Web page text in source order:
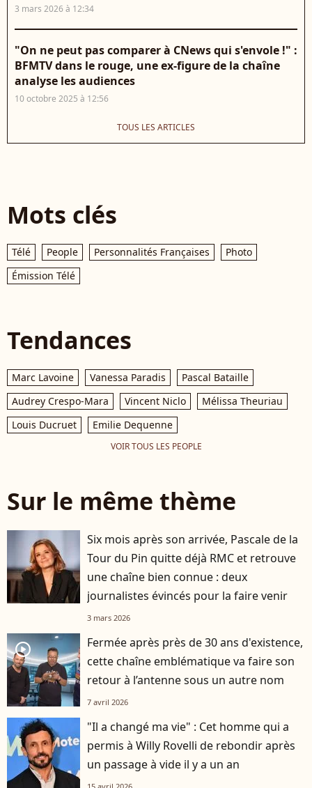
3 mars 2026 à 12:34
"On ne peut pas comparer à CNews qui s'envole !" :
BFMTV dans le rouge, une ex-figure de la chaîne
analyse les audiences
10 octobre 2025 à 12:56
TOUS LES ARTICLES
Mots clés
Télé People Personnalités Françaises
Photo
Émission Télé
Tendances
Marc Lavoine Vanessa Paradis
Pascal Bataille
Audrey Crespo-Mara
Vincent Niclo
Mélissa Theuriau
Louis Ducruet
Emilie Dequenne
VOIR TOUS LES PEOPLE
Sur le même thème
Six mois après son arrivée, Pascale de la
Tour du Pin quitte déjà RMC et retrouve
une chaîne bien connue : deux
journalistes évincés pour la faire venir
3 mars 2026
player2
Fermée après près de 30 ans d'existence,
cette chaîne emblématique va faire son
retour à l’antenne sous un autre nom
7 avril 2026
"Il a changé ma vie" : Cet homme qui a
permis à Willy Rovelli de rebondir après
un passage à vide il y a un an